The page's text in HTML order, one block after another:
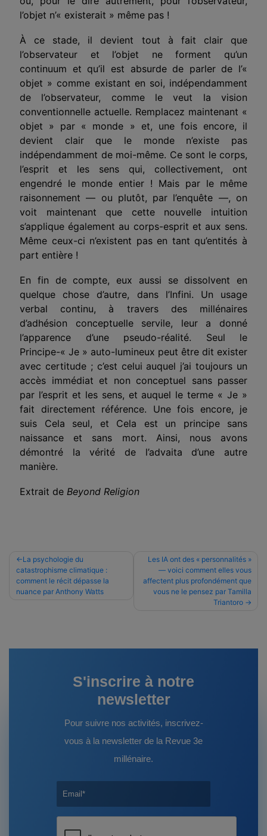
l’objet n’« existerait » même pas !
À ce stade, il devient tout à fait clair que
l’observateur et l’objet ne forment qu’un
continuum et qu’il est absurde de parler de l’«
objet » comme existant en soi, indépendamment
de l’observateur, comme le veut la vision
conventionnelle actuelle. Remplacez maintenant «
objet » par « monde » et, une fois encore, il
devient clair que le monde n’existe pas
indépendamment de moi-même. Ce sont le corps,
l’esprit et les sens qui, collectivement, ont
engendré le monde entier ! Mais par le même
raisonnement — ou plutôt, par l’enquête —, on
voit maintenant que cette nouvelle intuition
s’applique également au corps-esprit et aux sens.
Même ceux-ci n’existent pas en tant qu’entités à
part entière !
En fin de compte, eux aussi se dissolvent en
quelque chose d’autre, dansl’Infini. Un usage
verbal continu, à travers des millénaires
d’adhésion conceptuelle servile, leur a donné
l’apparence d’une pseudo-réalité. Seul le
Principe-« Je » auto-lumineux peut être dit exister
avec certitude ; c’est celui auquel j’ai toujours un
accès immédiat et non conceptuel sans passer
par l’esprit et les sens, et auquel le terme « Je »
fait directement référence. Une fois encore, je
suis Cela seul, et Cela est un principe sans
naissance et sans mort. Ainsi, nous avons
démontré la vérité de l’advaita d’une autre
manière.
Extrait de Beyond Religion
Navigation
de
l’article
La psychologie du
catastrophisme climatique :
comment le récit dépasse la
nuance par Anthony Watts
Les IA ont des « personnalités »
— voici comment elles vous
affectent plus profondément que
vous ne le pensez par Tamilla
Triantoro
S'inscrire à notre
newsletter
Pour suivre nos activités, inscrivez-
vous à la newsletter de la Revue 3e
millénaire.